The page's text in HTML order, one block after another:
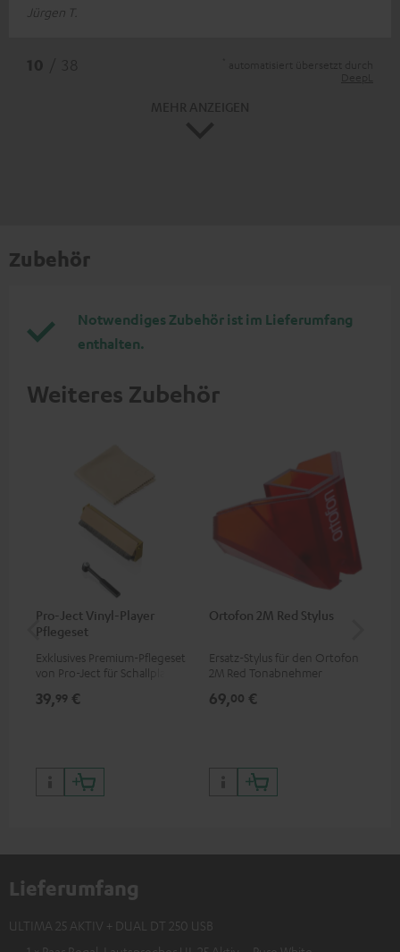
Jürgen T.
Zubehör
Notwendiges Zubehör ist im Lieferumfang
enthalten.
Weiteres Zubehör
Pro-Ject Vinyl-Player
Pflegeset
Exklusives Premium-Pflegeset
von Pro-Ject für Schallplatten
Webshop erhältlich
39,99 €
Ortofon 2M Red Stylus
Ersatz-Stylus für den Ortofon
2M Red Tonabnehmer
69,00 €
Lieferumfang
ULTIMA 25 AKTIV + DUAL DT 250 USB